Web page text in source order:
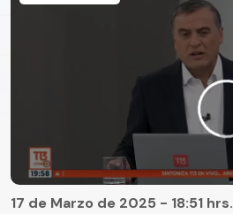
17 de Marzo de 2025 - 18:51 hrs.